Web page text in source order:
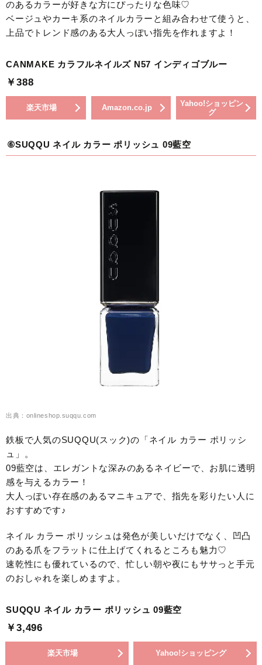
のあるカラーが好きな方にぴったりな色味♡
ベージュやカーキ系のネイルカラーと組み合わせて使うと、
上品でトレンド感のある大人っぽい指先を作れますよ！
CANMAKE カラフルネイルズ N57 インディゴブルー
￥388
楽天市場 Amazon.co.jp
Yahoo!ショッピン
グ
⑥SUQQU ネイル カラー ポリッシュ 09藍空
出典：onlineshop.suqqu.com
鉄板で人気のSUQQU(スック)の「ネイル カラー ポリッシ
ュ」。
09藍空は、エレガントな深みのあるネイビーで、お肌に透明
感を与えるカラー！
大人っぽい存在感のあるマニキュアで、指先を彩りたい人に
おすすめです♪
ネイル カラー ポリッシュは発色が美しいだけでなく、凹凸
のある爪をフラットに仕上げてくれるところも魅力♡
速乾性にも優れているので、忙しい朝や夜にもササっと手元
のおしゃれを楽しめますよ。
SUQQU ネイル カラー ポリッシュ 09藍空
￥3,496
楽天市場 Yahoo!ショッピング